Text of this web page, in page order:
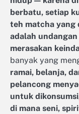
berbatu, setiap
teh matcha yang
adalah
merasakan
banyak yang
ramai, belanja,
pelancong
untuk
di mana seni,